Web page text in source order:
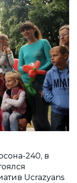
240, в
Ucrazyans